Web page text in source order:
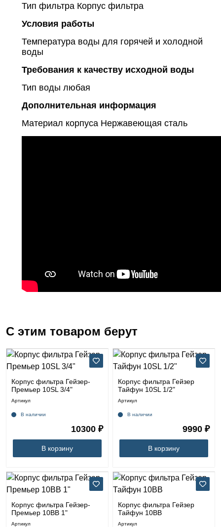
Тип фильтра Корпус фильтра
Условия работы
Температура воды для горячей и холодной
воды
Требования к качеству исходной воды
Тип воды любая
Дополнительная информация
Материал корпуса Нержавеющая сталь
С этим товаром берут
Корпус фильтра Гейзер-
Премьер 10SL 3/4"
Артикул
В наличии
10300 ₽
В корзину
Корпус фильтра Гейзер
Тайфун 10SL 1/2"
Артикул
В наличии
9990 ₽
В корзину
Корпус фильтра Гейзер-
Премьер 10BB 1"
Артикул
Корпус фильтра Гейзер
Тайфун 10ВВ
Артикул